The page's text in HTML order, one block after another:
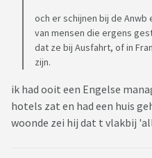
och er schijnen bij de
van mensen die ergens
dat ze bij Ausfahrt, of in
zijn.
ik had ooit een Engelse
hotels zat en had een huis
woonde zei hij dat t vlakbij